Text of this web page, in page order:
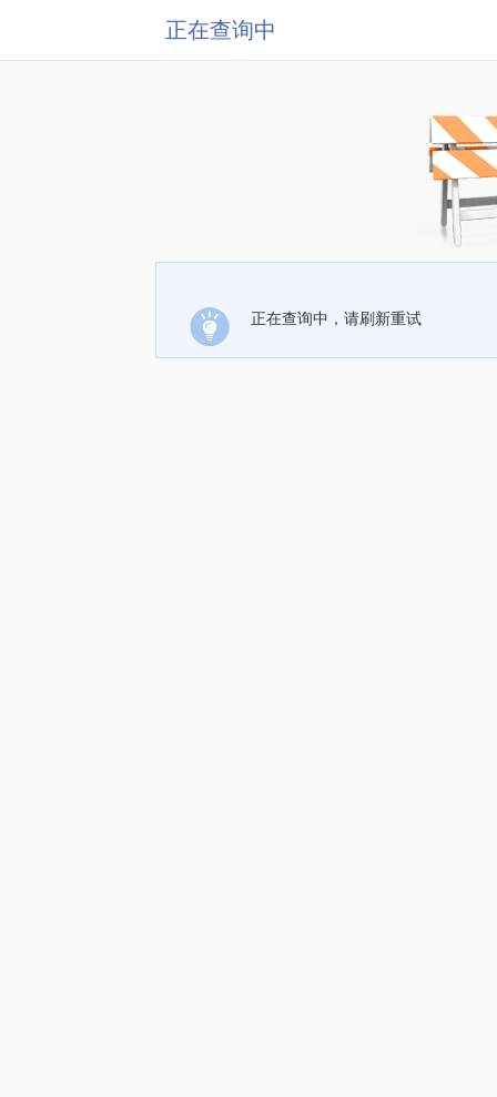
正在查询中
正在查询中，请刷新重试